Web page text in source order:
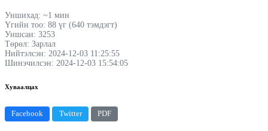
Уншихад: ~1 мин
Үгийн тоо: 88 үг (640 тэмдэгт)
Уншсан: 3253
Төрөл: Зарлал
Нийтэлсэн: 2024-12-03 11:25:55
Шинэчилсэн: 2024-12-03 15:54:05
Хуваалцах
Facebook Twitter PDF